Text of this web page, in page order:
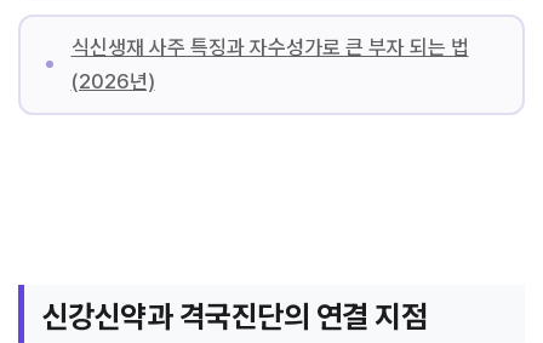
식신생재 사주 특징과 자수성가로 큰 부자 되는 법
(2026년)
신강신약과 격국진단의 연결 지점